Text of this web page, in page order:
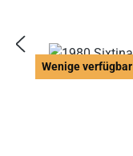
Wenige verfügbar